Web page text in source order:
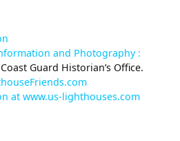
and Photography :
Guard Historian’s Office.
at www.us-lighthouses.com